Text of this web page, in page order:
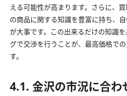
える可能性が高まります。さらに、
の商品に関する知識を豊富に持ち、
が大事です。この出来るだけの知識
グで交渉を行うことが、最高価格で
す。
4.1. 金沢の市況に合わ